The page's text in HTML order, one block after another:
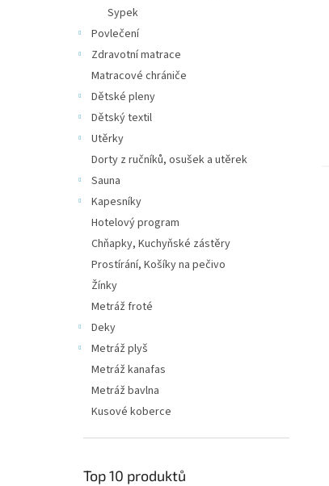
Sypek
Povlečení
Zdravotní matrace
Matracové chrániče
Dětské pleny
Dětský textil
Utěrky
Dorty z ručníků, osušek a utěrek
Sauna
Kapesníky
Hotelový program
Chňapky, Kuchyňské zástěry
Prostírání, Košíky na pečivo
Žínky
Metráž froté
Deky
Metráž plyš
Metráž kanafas
Metráž bavlna
Kusové koberce
Top 10 produktů